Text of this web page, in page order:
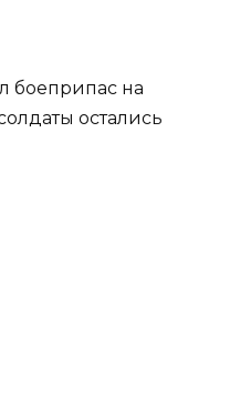
боеприпас на
остались